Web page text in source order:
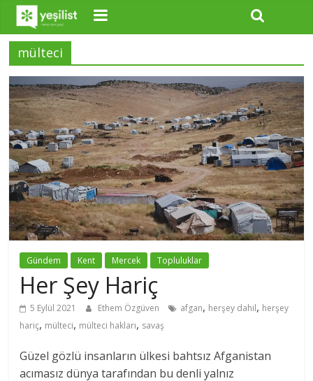
mülteci
Gündem Kent Mercek Topluluklar
Her Şey Hariç
5 Eylül 2021 Ethem Özgüven afgan, herşey dahil, herşey
hariç, mülteci, mülteci hakları, savaş
Güzel gözlü insanların ülkesi bahtsız Afganistan
acımasız dünya tarafından bu denli yalnız